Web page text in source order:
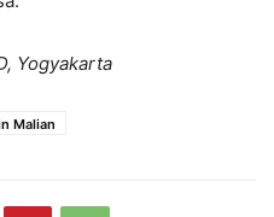
Yogyakarta
Malian